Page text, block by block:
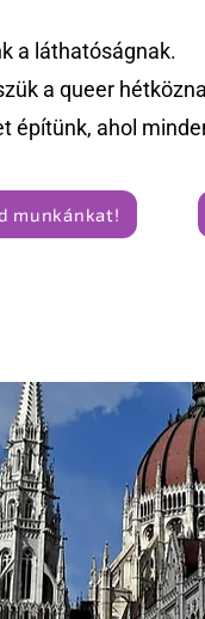
a láthatóságnak.
a queer
építünk, ahol
munkánkat!